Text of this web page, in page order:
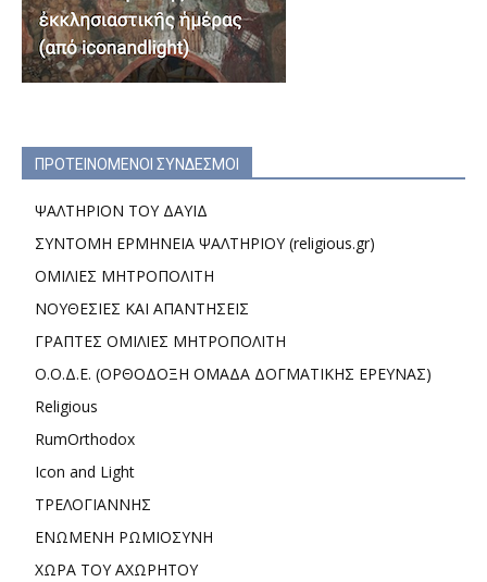
ΠΡΟΤΕΙΝΟΜΕΝΟΙ ΣΥΝΔΕΣΜΟΙ
ΨΑΛΤΗΡΙΟΝ ΤΟΥ ΔΑΥΙΔ
ΣΥΝΤΟΜΗ ΕΡΜΗΝΕΙΑ ΨΑΛΤΗΡΙΟΥ (religious.gr)
ΟΜΙΛΙΕΣ ΜΗΤΡΟΠΟΛΙΤΗ
ΝΟΥΘΕΣΙΕΣ ΚΑΙ ΑΠΑΝΤΗΣΕΙΣ
ΓΡΑΠΤΕΣ ΟΜΙΛΙΕΣ ΜΗΤΡΟΠΟΛΙΤΗ
Ο.Ο.Δ.Ε. (ΟΡΘΟΔΟΞΗ ΟΜΑΔΑ ΔΟΓΜΑΤΙΚΗΣ ΕΡΕΥΝΑΣ)
Religious
RumOrthodox
Icon and Light
ΤΡΕΛΟΓΙΑΝΝΗΣ
ΕΝΩΜΕΝΗ ΡΩΜΙΟΣΥΝΗ
ΧΩΡΑ ΤΟΥ ΑΧΩΡΗΤΟΥ